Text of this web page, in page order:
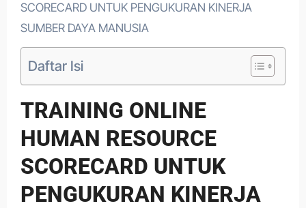
SCORECARD UNTUK PENGUKURAN KINERJA
SUMBER DAYA MANUSIA
Daftar Isi
TRAINING ONLINE
HUMAN RESOURCE
SCORECARD UNTUK
PENGUKURAN KINERJA